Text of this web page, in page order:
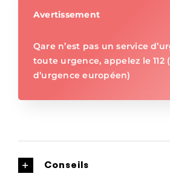
Avertissement
Qare n’est pas un service
toute urgence, appelez le 112
d’urgence européen)
Conseils